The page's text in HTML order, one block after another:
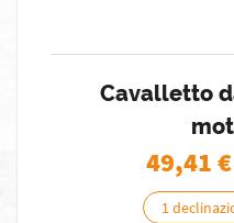
Cavalletto
49,41
1